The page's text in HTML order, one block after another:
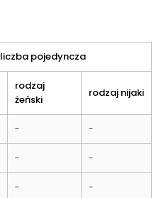
liczba pojedyncza
rodzaj
żeński
rodzaj nijaki
- -
- -
- -